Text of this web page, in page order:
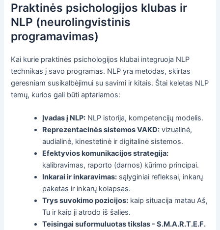
Praktinės psichologijos klubas ir
NLP (neurolingvistinis
programavimas)
Kai kurie praktinės psichologijos klubai integruoja NLP
technikas į savo programas. NLP yra metodas, skirtas
geresniam susikalbėjimui su savimi ir kitais. Štai keletas NLP
temų, kurios gali būti aptariamos:
Įvadas į NLP: NLP istorija, kompetencijų modelis.
Reprezentacinės sistemos VAKD: vizualinė,
audialinė, kinestetinė ir digitalinė sistemos.
Efektyvios komunikacijos strategija:
kalibravimas, raporto (darnos) kūrimo principai.
Inkarai ir inkaravimas: sąlyginiai refleksai, inkarų
paketas ir inkarų kolapsas.
Trys suvokimo pozicijos: kaip situacija matau Aš,
Tu ir kaip ji atrodo iš šalies.
Teisingai suformuluotas tikslas - S.M.A.R.T.E.F.